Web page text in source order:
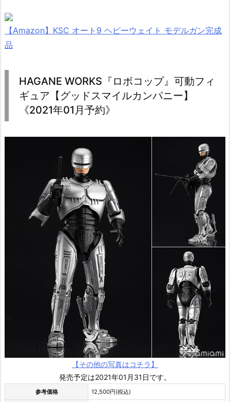
【Amazon】KSC オート9 ヘビーウェイト モデルガン完成
品
HAGANE WORKS『ロボコップ』可動フィ
ギュア【グッドスマイルカンパニー】
《2021年01月予約》
【その他の写真はコチラ】
発売予定は2021年01月31日です。
参考価格 12,500円(税込)